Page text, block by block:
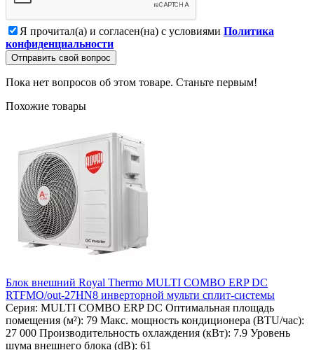
Я прочитал(а) и согласен(на) с условиями Политика
конфиденциальности
Отправить свой вопрос
Пока нет вопросов об этом товаре. Станьте первым!
Похожие товары
Блок внешний Royal Thermo MULTI COMBO ERP DC
RTFMO/out-27HN8 инверторной мульти сплит-системы
Серия: MULTI COMBO ERP DC Оптимальная площадь
помещения (м²): 79 Макс. мощность кондиционера (BTU/час):
27 000 Производительность охлаждения (кВт): 7.9 Уровень
шума внешнего блока (dB): 61